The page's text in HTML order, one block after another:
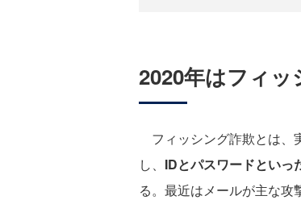
2020年はフィ
フィッシング詐欺とは、
し、 IDとパスワードといっ
る。最近はメールが主な攻